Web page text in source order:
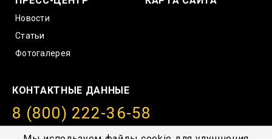
Новости
Статьи
Фотогалерея
КОНТАКТНЫЕ ДАННЫЕ
8 (800) 222-36-58
info@amurstroy.su